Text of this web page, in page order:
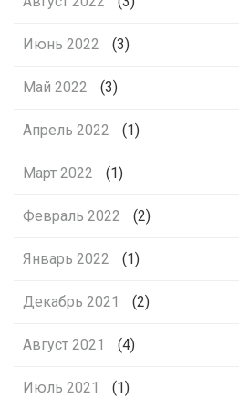
Июнь 2022 (3)
Май 2022 (3)
Апрель 2022 (1)
Март 2022 (1)
Февраль 2022 (2)
Январь 2022 (1)
Декабрь 2021 (2)
Август 2021 (4)
Июль 2021 (1)